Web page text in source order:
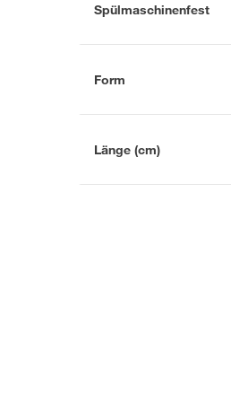
Spülmaschinenfest
Ja (7)
Form
Rechteckig (3)
Länge (cm)